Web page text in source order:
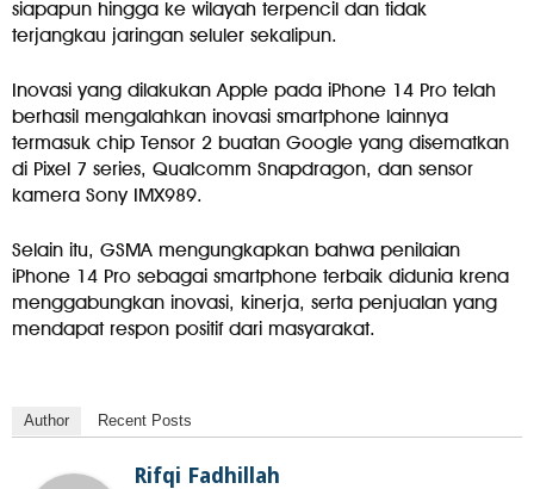
siapapun hingga ke wilayah terpencil dan tidak
terjangkau jaringan seluler sekalipun.
Inovasi yang dilakukan Apple pada iPhone 14 Pro telah
berhasil mengalahkan inovasi smartphone lainnya
termasuk chip Tensor 2 buatan Google yang disematkan
di Pixel 7 series, Qualcomm Snapdragon, dan sensor
kamera Sony IMX989.
Selain itu, GSMA mengungkapkan bahwa penilaian
iPhone 14 Pro sebagai smartphone terbaik didunia krena
menggabungkan inovasi, kinerja, serta penjualan yang
mendapat respon positif dari masyarakat.
Author Recent Posts
Rifqi Fadhillah